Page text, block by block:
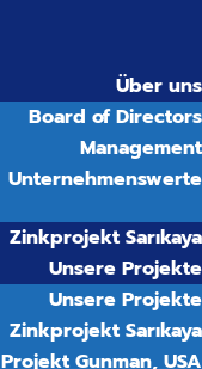
Über uns
Board of Directors
Management
Unternehmenswerte
Zinkprojekt Sarıkaya
Unsere Projekte
Unsere Projekte
Zinkprojekt Sarıkaya
Projekt Gunman, USA